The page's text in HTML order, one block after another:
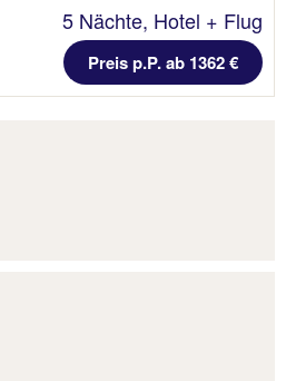
5 Nächte, Hotel + Flug
Preis p.P. ab 1362 €